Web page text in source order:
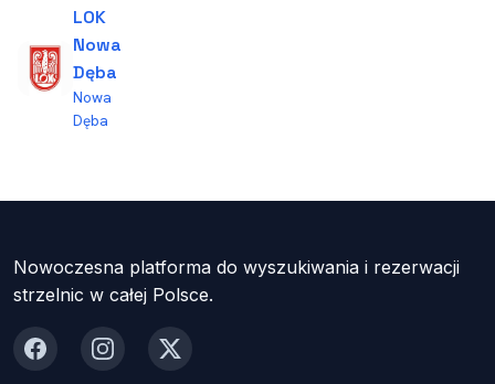
LOK
Nowa
Dęba
Nowa
Dęba
Nowoczesna platforma do wyszukiwania i rezerwacji
strzelnic w całej Polsce.
FacebookInstagram
X